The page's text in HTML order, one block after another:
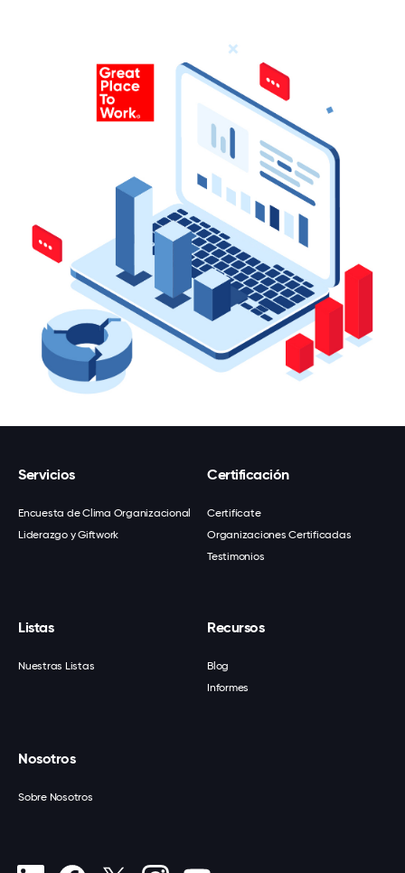
Servicios
Encuesta de Clima Organizacional
Liderazgo y Giftwork
Certificación
Certifícate
Organizaciones Certificadas
Testimonios
Listas
Nuestras Listas
Recursos
Blog
Informes
Nosotros
Sobre Nosotros